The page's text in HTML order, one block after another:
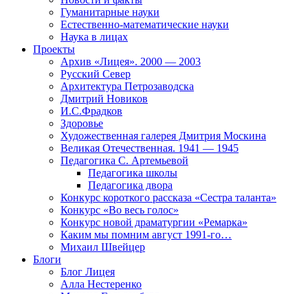
Гуманитарные науки
Естественно-математические науки
Наука в лицах
Проекты
Архив «Лицея». 2000 — 2003
Русский Север
Архитектура Петрозаводска
Дмитрий Новиков
И.С.Фрадков
Здоровье
Художественная галерея Дмитрия Москина
Великая Отечественная. 1941 — 1945
Педагогика С. Артемьевой
Педагогика школы
Педагогика двора
Конкурс короткого рассказа «Сестра таланта»
Конкурс «Во весь голос»
Конкурс новой драматургии «Ремарка»
Каким мы помним август 1991-го…
Михаил Швейцер
Блоги
Блог Лицея
Алла Нестеренко